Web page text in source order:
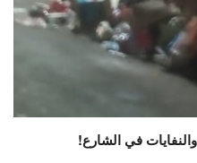
في الشارع!